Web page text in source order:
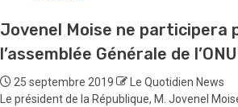
Jovenel Moise ne participera
l’assemblée Générale de
25 septembre 2019
Le Quotidien News
Le président de la République, M. Jovenel